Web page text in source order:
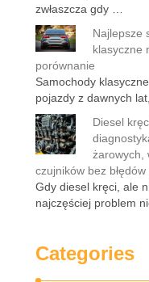
zwłaszcza gdy …
Najlepsze
klasyczne
porównanie
Samochody
pojazdy z dawnych
Diesel
żarowych,
czujników bez błędów
Gdy diesel kręci, ale
najczęściej problem
Categories